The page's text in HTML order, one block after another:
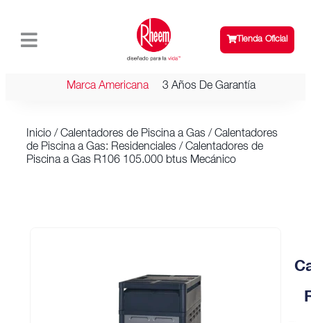
Tienda Oficial
Marca Americana 3 Años De Garantía
Inicio / Calentadores de Piscina a Gas / Calentadores
de Piscina a Gas: Residenciales / Calentadores de
Piscina a Gas R106 105.000 btus Mecánico